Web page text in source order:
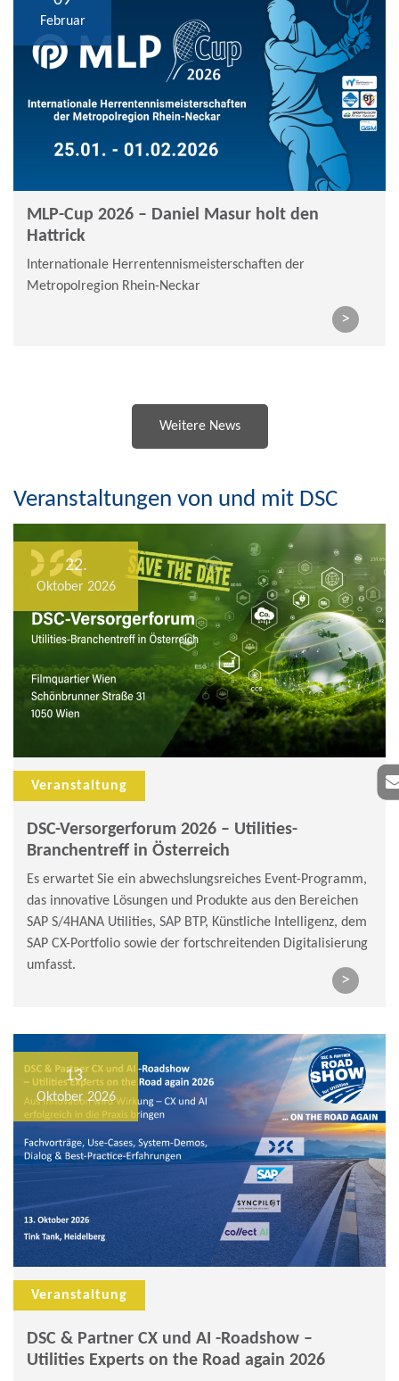
Februar
MLP-Cup 2026 – Daniel Masur holt den
Hattrick
Internationale Herrentennismeisterschaften der
Metropolregion Rhein-Neckar
>
Weitere News
Veranstaltungen von und mit DSC
22.
Oktober 2026
Veranstaltung
DSC-Versorgerforum 2026 – Utilities-
Branchentreff in Österreich
Es erwartet Sie ein abwechslungsreiches Event-Programm,
das innovative Lösungen und Produkte aus den Bereichen
SAP S/4HANA Utilities, SAP BTP, Künstliche Intelligenz, dem
SAP CX-Portfolio sowie der fortschreitenden Digitalisierung
umfasst.
>
13.
Oktober 2026
Veranstaltung
DSC & Partner CX und AI -Roadshow –
Utilities Experts on the Road again 2026